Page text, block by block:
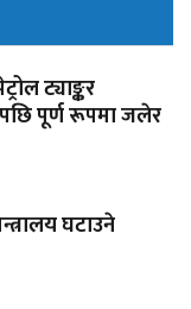
ट्याङ्कर
पूर्ण रूपमा जलेर
घटाउने